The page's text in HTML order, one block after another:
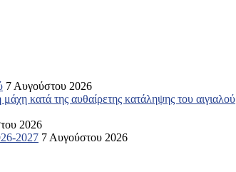
7 Αυγούστου 2026
κατά της αυθαίρετης κατάληψης του αιγιαλού
2026
2027 7 Αυγούστου 2026